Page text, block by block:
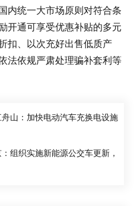
内统一大市场原则对符合条
开通可享受优惠补贴的多元
扣、以次充好出售低质产
法依规严肃处理骗补套利等
山：加快电动汽车充换电设施
组织实施新能源公交车更新，